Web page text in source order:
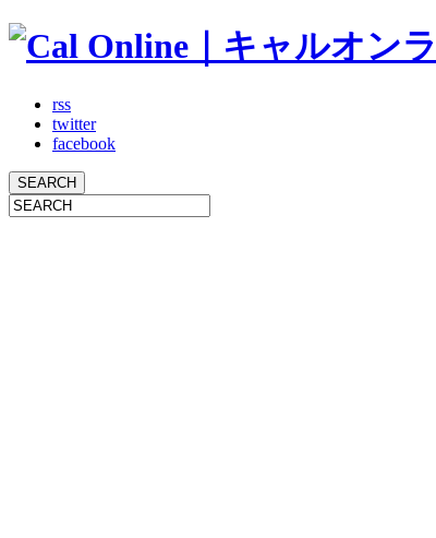
rss
twitter
facebook